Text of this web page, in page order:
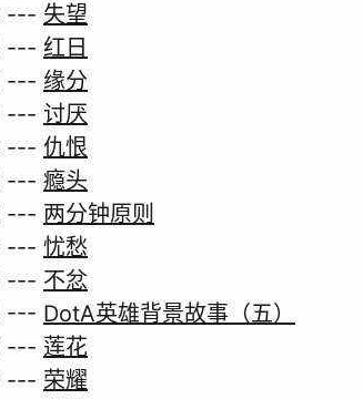
--- 失望
--- 红日
--- 缘分
--- 讨厌
--- 仇恨
--- 瘾头
--- 两分钟原则
--- 忧愁
--- 不忿
--- DotA英雄背景故事（五）
--- 莲花
--- 荣耀